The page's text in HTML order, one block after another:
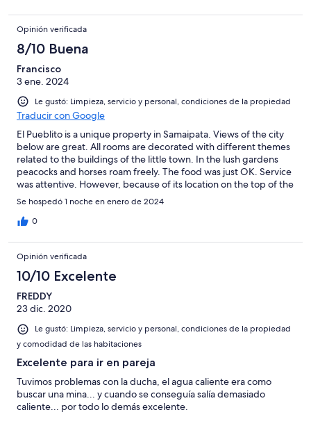
Opinión verificada
8/10 Buena
Francisco
3 ene. 2024
Le gustó: Limpieza, servicio y personal, condiciones de la propiedad
Traducir con Google
El Pueblito is a unique property in Samaipata. Views of the city
below are great. All rooms are decorated with different themes
related to the buildings of the little town. In the lush gardens
peacocks and horses roam freely. The food was just OK. Service
was attentive. However, because of its location on the top of the
hill, your need a car to move around. After rain, you even might
need a 4x4 to reach the hotel. Anyway, I still think is the best
place to stay in Samaipata.
Se hospedó 1 noche en enero de 2024
0
Opinión verificada
10/10 Excelente
FREDDY
23 dic. 2020
Le gustó: Limpieza, servicio y personal, condiciones de la propiedad
y comodidad de las habitaciones
Excelente para ir en pareja
Tuvimos problemas con la ducha, el agua caliente era como
buscar una mina... y cuando se conseguía salía demasiado
caliente... por todo lo demás excelente.